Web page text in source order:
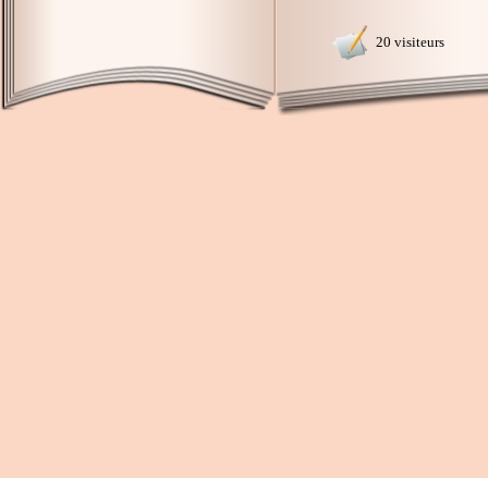
20 visiteurs